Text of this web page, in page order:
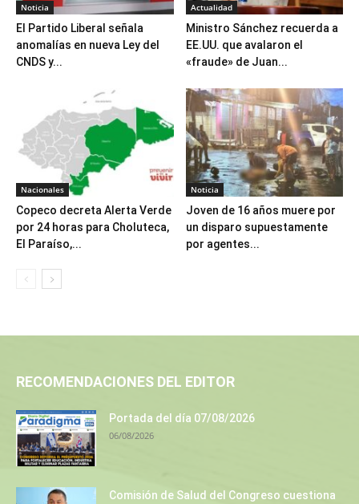
Noticia
El Partido Liberal señala
anomalías en nueva Ley del
CNDS y...
Actualidad
Ministro Sánchez recuerda a
EE.UU. que avalaron el
«fraude» de Juan...
Nacionales
Copeco decreta Alerta Verde
por 24 horas para Choluteca,
El Paraíso,...
Noticia
Joven de 16 años muere por
un disparo supuestamente
por agentes...
RECOMENDACIONES DEL EDITOR
Portada del día 07/08/2026
06/08/2026
Comisión de Salud del Congreso cuestiona